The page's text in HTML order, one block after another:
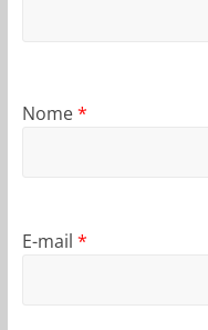
Nome*
E-mail *